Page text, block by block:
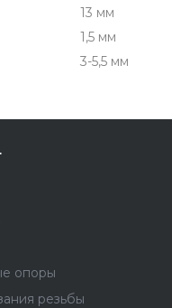
13 мм
1,5 мм
3-5,5 мм
опоры
резьбы